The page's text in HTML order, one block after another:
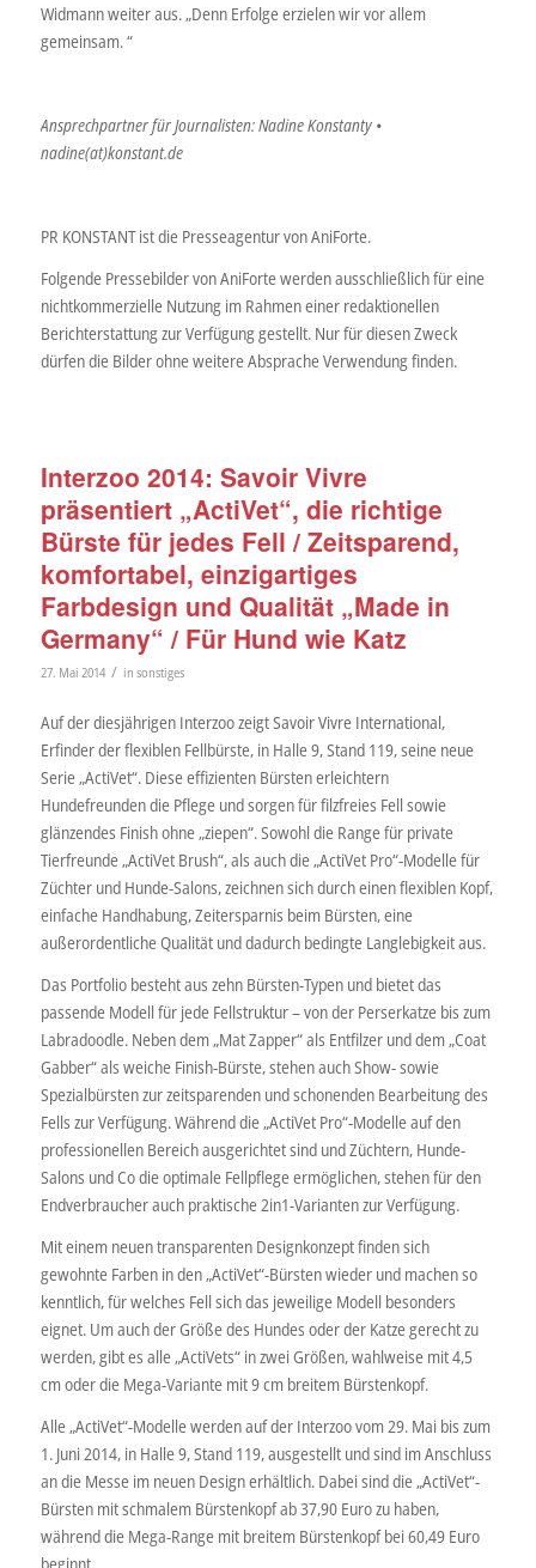
Widmann weiter aus. „Denn Erfolge erzielen wir vor allem
gemeinsam. “
Ansprechpartner für Journalisten: Nadine Konstanty •
nadine(at)konstant.de
PR KONSTANT ist die Presseagentur von AniForte.
Folgende Pressebilder von AniForte werden ausschließlich für eine
nichtkommerzielle Nutzung im Rahmen einer redaktionellen
Berichterstattung zur Verfügung gestellt. Nur für diesen Zweck
dürfen die Bilder ohne weitere Absprache Verwendung finden.
Interzoo 2014: Savoir Vivre
präsentiert „ActiVet“, die richtige
Bürste für jedes Fell / Zeitsparend,
komfortabel, einzigartiges
Farbdesign und Qualität „Made in
Germany“ / Für Hund wie Katz
27. Mai 2014 / in sonstiges
Auf der diesjährigen Interzoo zeigt Savoir Vivre International,
Erfinder der flexiblen Fellbürste, in Halle 9, Stand 119, seine neue
Serie „ActiVet“. Diese effizienten Bürsten erleichtern
Hundefreunden die Pflege und sorgen für filzfreies Fell sowie
glänzendes Finish ohne „ziepen“. Sowohl die Range für private
Tierfreunde „ActiVet Brush“, als auch die „ActiVet Pro“-Modelle für
Züchter und Hunde-Salons, zeichnen sich durch einen flexiblen Kopf,
einfache Handhabung, Zeitersparnis beim Bürsten, eine
außerordentliche Qualität und dadurch bedingte Langlebigkeit aus.
Das Portfolio besteht aus zehn Bürsten-Typen und bietet das
passende Modell für jede Fellstruktur – von der Perserkatze bis zum
Labradoodle. Neben dem „Mat Zapper“ als Entfilzer und dem „Coat
Gabber“ als weiche Finish-Bürste, stehen auch Show- sowie
Spezialbürsten zur zeitsparenden und schonenden Bearbeitung des
Fells zur Verfügung. Während die „ActiVet Pro“-Modelle auf den
professionellen Bereich ausgerichtet sind und Züchtern, Hunde-
Salons und Co die optimale Fellpflege ermöglichen, stehen für den
Endverbraucher auch praktische 2in1-Varianten zur Verfügung.
Mit einem neuen transparenten Designkonzept finden sich
gewohnte Farben in den „ActiVet“-Bürsten wieder und machen so
kenntlich, für welches Fell sich das jeweilige Modell besonders
eignet. Um auch der Größe des Hundes oder der Katze gerecht zu
werden, gibt es alle „ActiVets“ in zwei Größen, wahlweise mit 4,5
cm oder die Mega-Variante mit 9 cm breitem Bürstenkopf.
Alle „ActiVet“-Modelle werden auf der Interzoo vom 29. Mai bis zum
1. Juni 2014, in Halle 9, Stand 119, ausgestellt und sind im Anschluss
an die Messe im neuen Design erhältlich. Dabei sind die „ActiVet“-
Bürsten mit schmalem Bürstenkopf ab 37,90 Euro zu haben,
während die Mega-Range mit breitem Bürstenkopf bei 60,49 Euro